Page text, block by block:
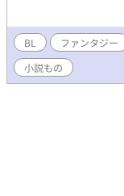
館へ売られて途方
われた。 男は第一王
象の意味がわからな
リウスの名と居場所
BL ファンタジー
小説もの